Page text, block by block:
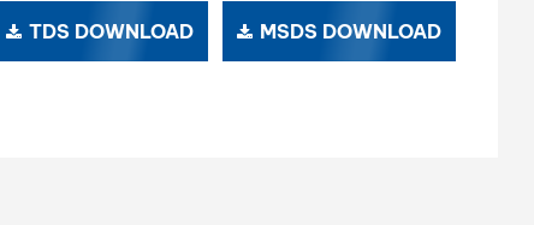
TDS DOWNLOAD MSDS DOWNLOAD